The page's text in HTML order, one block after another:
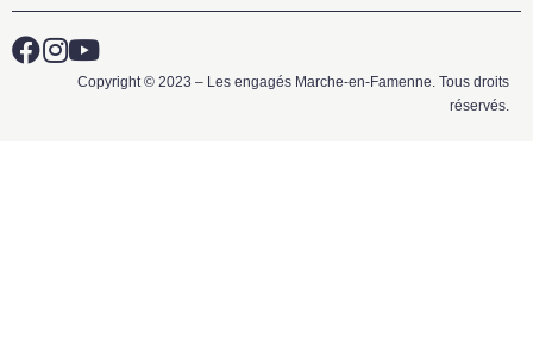
Copyright © 2023 – Les engagés Marche-en-Famenne. Tous droits
réservés.